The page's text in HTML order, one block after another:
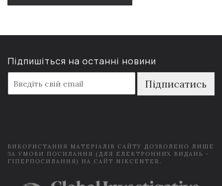
Підпишіться на останні новини
m
a
Підписатись
ВИКОРИСТАННЯ МАТЕРІАЛІВ САЙТУ ДОЗВОЛЕНО ЛИШЕ
ЗА УМОВИ ПОСИЛАННЯ (ДЛЯ ЕЛЕКТРОННИХ ВИДАНЬ -
ГІПЕРПОСИЛАННЯ) НА САЙТ NIKCENTER.